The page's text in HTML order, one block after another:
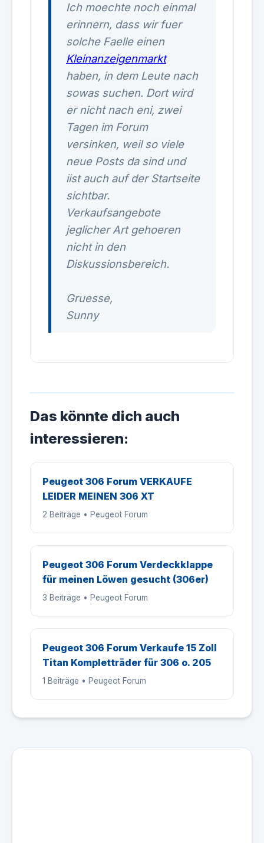
Ich moechte noch einmal
erinnern, dass wir fuer
solche Faelle einen
Kleinanzeigenmarkt
haben, in dem Leute nach
sowas suchen. Dort wird
er nicht nach eni, zwei
Tagen im Forum
versinken, weil so viele
neue Posts da sind und
iist auch auf der Startseite
sichtbar.
Verkaufsangebote
jeglicher Art gehoeren
nicht in den
Diskussionsbereich.
Gruesse,
Sunny
Das könnte dich auch
interessieren:
Peugeot 306 Forum VERKAUFE
LEIDER MEINEN 306 XT
2 Beiträge • Peugeot Forum
Peugeot 306 Forum Verdeckklappe
für meinen Löwen gesucht (306er)
3 Beiträge • Peugeot Forum
Peugeot 306 Forum Verkaufe 15 Zoll
Titan Kompletträder für 306 o. 205
1 Beiträge • Peugeot Forum